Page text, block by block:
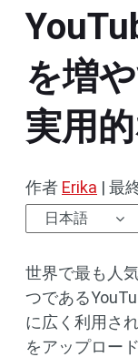
を増
実用
作者 Erika | 最
日本語
世界で最も人
つである
に広く利用さ
をアップロー